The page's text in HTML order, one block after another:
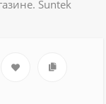
Suntek